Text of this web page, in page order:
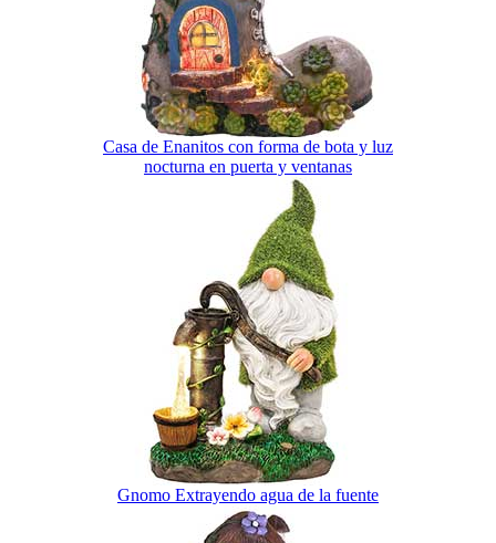
Casa de Enanitos con forma de bota y luz
nocturna en puerta y ventanas
Gnomo Extrayendo agua de la fuente